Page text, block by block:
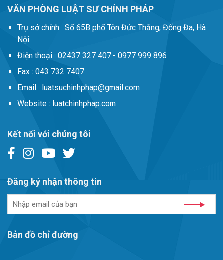
VĂN PHÒNG LUẬT SƯ CHÍNH PHÁP
Trụ sở chính : Số 65B phố Tôn Đức Thắng, Đống Đa, Hà
Nội
Điện thoại : 02437 327 407 - 0977 999 896
Fax : 043 732 7407
Email : luatsuchinhphap@gmail.com
Website : luatchinhphap.com
Kết nối với chúng tôi
Đăng ký nhận thông tin
Bản đồ chỉ đường